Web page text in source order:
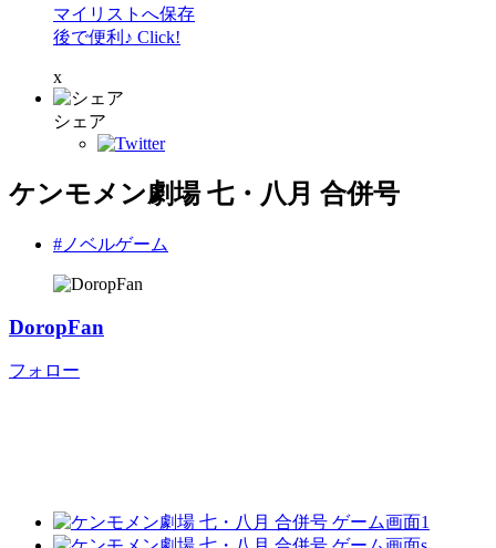
マイリストへ保存
後で便利♪ Click!
x
シェア
ケンモメン劇場 七・八月 合併号
#ノベルゲーム
DoropFan
フォロー